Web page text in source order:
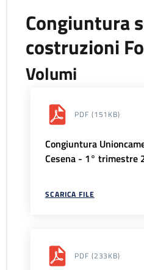
Congiuntura
costruzioni
Volumi
PDF (151KB)
Congiuntura
Cesena - 1° trimestre
SCARICA FILE
PDF (233KB)